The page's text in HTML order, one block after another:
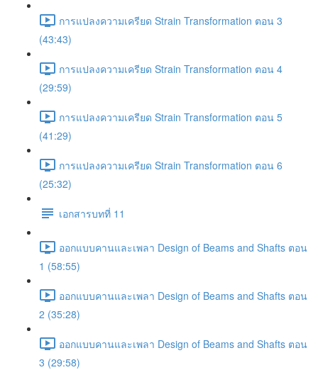
การแปลงความเครียด Strain Transformation ตอน 3
(43:43)
การแปลงความเครียด Strain Transformation ตอน 4
(29:59)
การแปลงความเครียด Strain Transformation ตอน 5
(41:29)
การแปลงความเครียด Strain Transformation ตอน 6
(25:32)
เอกสารบทที่ 11
ออกแบบคานและเพลา Design of Beams and Shafts ตอน
1 (58:55)
ออกแบบคานและเพลา Design of Beams and Shafts ตอน
2 (35:28)
ออกแบบคานและเพลา Design of Beams and Shafts ตอน
3 (29:58)